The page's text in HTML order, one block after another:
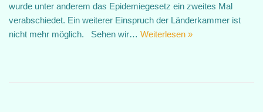
wurde unter anderem das Epidemiegesetz ein zweites Mal
verabschiedet. Ein weiterer Einspruch der Länderkammer ist
nicht mehr möglich. Sehen wir… Weiterlesen »